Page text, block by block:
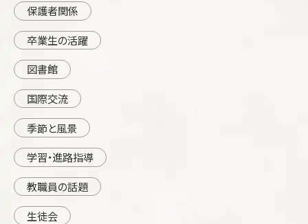
保護者関係
卒業生の活躍
図書館
国際交流
季節と風景
学習・進路指導
教職員の話題
生徒会